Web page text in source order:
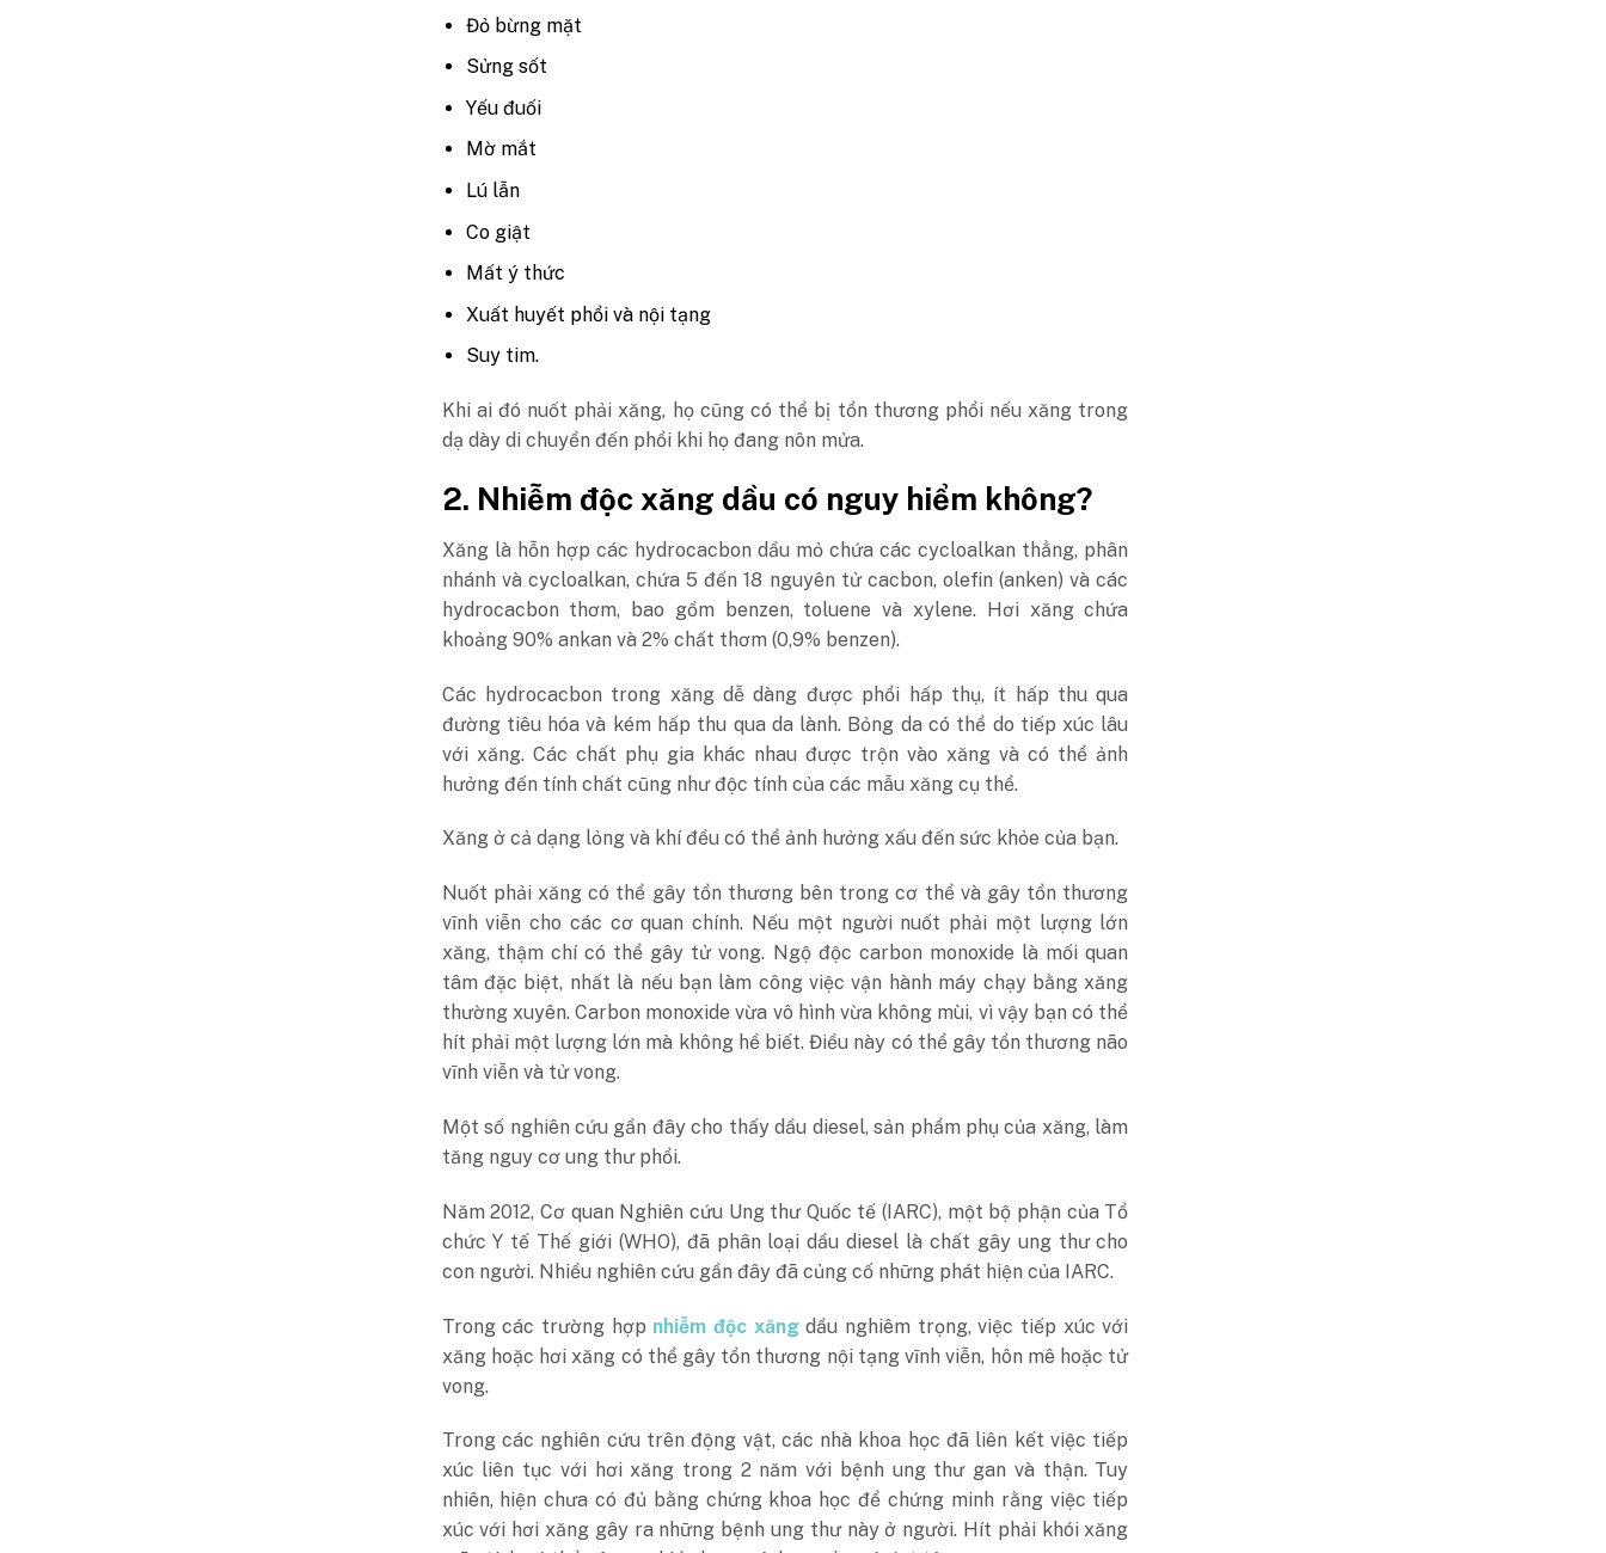
Đỏ bừng mặt
Sửng sốt
Yếu đuối
Mờ mắt
Lú lẫn
Co giật
Mất ý thức
Xuất huyết phổi và nội tạng
Suy tim.
Khi ai đó nuốt phải xăng, họ cũng có thể bị tổn thương phổi nếu xăng trong
dạ dày di chuyển đến phổi khi họ đang nôn mửa.
2. Nhiễm độc xăng dầu có nguy hiểm không?
Xăng là hỗn hợp các hydrocacbon dầu mỏ chứa các cycloalkan thẳng, phân
nhánh và cycloalkan, chứa 5 đến 18 nguyên tử cacbon, olefin (anken) và các
hydrocacbon thơm, bao gồm benzen, toluene và xylene. Hơi xăng chứa
khoảng 90% ankan và 2% chất thơm (0,9% benzen).
Các hydrocacbon trong xăng dễ dàng được phổi hấp thụ, ít hấp thu qua
đường tiêu hóa và kém hấp thu qua da lành. Bỏng da có thể do tiếp xúc lâu
với xăng. Các chất phụ gia khác nhau được trộn vào xăng và có thể ảnh
hưởng đến tính chất cũng như độc tính của các mẫu xăng cụ thể.
Xăng ở cả dạng lỏng và khí đều có thể ảnh hưởng xấu đến sức khỏe của bạn.
Nuốt phải xăng có thể gây tổn thương bên trong cơ thể và gây tổn thương
vĩnh viễn cho các cơ quan chính. Nếu một người nuốt phải một lượng lớn
xăng, thậm chí có thể gây tử vong. Ngộ độc carbon monoxide là mối quan
tâm đặc biệt, nhất là nếu bạn làm công việc vận hành máy chạy bằng xăng
thường xuyên. Carbon monoxide vừa vô hình vừa không mùi, vì vậy bạn có thể
hít phải một lượng lớn mà không hề biết. Điều này có thể gây tổn thương não
vĩnh viễn và tử vong.
Một số nghiên cứu gần đây cho thấy dầu diesel, sản phẩm phụ của xăng, làm
tăng nguy cơ ung thư phổi.
Năm 2012, Cơ quan Nghiên cứu Ung thư Quốc tế (IARC), một bộ phận của Tổ
chức Y tế Thế giới (WHO), đã phân loại dầu diesel là chất gây ung thư cho
con người. Nhiều nghiên cứu gần đây đã củng cố những phát hiện của IARC.
Trong các trường hợp nhiễm độc xăngdầu nghiêm trọng, việc tiếp xúc với
xăng hoặc hơi xăng có thể gây tổn thương nội tạng vĩnh viễn, hôn mê hoặc tử
vong.
Trong các nghiên cứu trên động vật, các nhà khoa học đã liên kết việc tiếp
xúc liên tục với hơi xăng trong 2 năm với bệnh ung thư gan và thận. Tuy
nhiên, hiện chưa có đủ bằng chứng khoa học để chứng minh rằng việc tiếp
xúc với hơi xăng gây ra những bệnh ung thư này ở người. Hít phải khói xăng